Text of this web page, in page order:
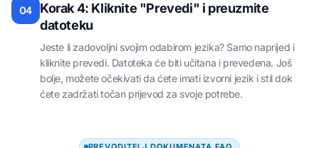
04
Korak 4: Kliknite "Prevedi" i preuzmite
datoteku
Jeste li zadovoljni svojim odabirom jezika? Samo naprijed i
kliknite prevedi. Datoteka će biti učitana i prevedena. Još
bolje, možete očekivati da ćete imati izvorni jezik i stil dok
ćete zadržati točan prijevod za svoje potrebe.